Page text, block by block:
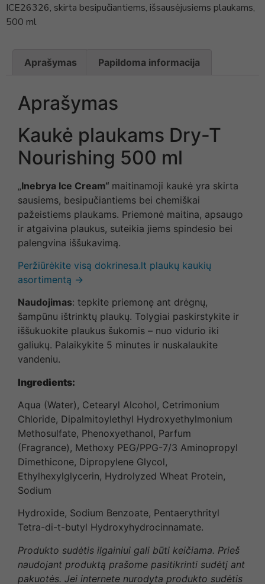
ICE26326, skirta besipučiantiems, išsausėjusiems plaukams,
500 ml
Aprašymas Papildoma informacija
Aprašymas
Kaukė plaukams Dry-T
Nourishing 500 ml
„Inebrya Ice Cream“ maitinamoji kaukė yra skirta
sausiems, besipučiantiems bei chemiškai
pažeistiems plaukams. Priemonė maitina, apsaugo
ir atgaivina plaukus, suteikia jiems spindesio bei
palengvina iššukavimą.
Peržiūrėkite visą dokrinesa.lt plaukų kaukių
asortimentą →
Naudojimas: tepkite priemonę ant drėgnų,
šampūnu ištrinktų plaukų. Tolygiai paskirstykite ir
iššukuokite plaukus šukomis – nuo vidurio iki
galiukų. Palaikykite 5 minutes ir nuskalaukite
vandeniu.
Ingredients:
Aqua (Water), Cetearyl Alcohol, Cetrimonium
Chloride, Dipalmitoylethyl Hydroxyethylmonium
Methosulfate, Phenoxyethanol, Parfum
(Fragrance), Methoxy PEG/PPG-7/3 Aminopropyl
Dimethicone, Dipropylene Glycol,
Ethylhexylglycerin, Hydrolyzed Wheat Protein,
Sodium
Hydroxide, Sodium Benzoate, Pentaerythrityl
Tetra-di-t-butyl Hydroxyhydrocinnamate.
Produkto sudėtis ilgainiui gali būti keičiama. Prieš
naudojant produktą prašome pasitikrinti sudėtį ant
pakuotės. Jei internete nurodyta produkto sudėtis